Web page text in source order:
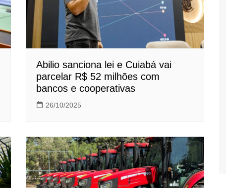
Abilio sanciona lei e Cuiabá vai
parcelar R$ 52 milhões com
bancos e cooperativas
26/10/2025